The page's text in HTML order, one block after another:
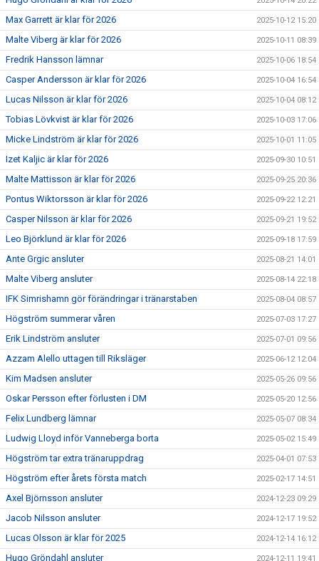
Max Garrett är klar för 2026 2025-10-12 15:20
Malte Viberg är klar för 2026 2025-10-11 08:39
Fredrik Hansson lämnar 2025-10-06 18:54
Casper Andersson är klar för 2026 2025-10-04 16:54
Lucas Nilsson är klar för 2026 2025-10-04 08:12
Tobias Lövkvist är klar för 2026 2025-10-03 17:06
Micke Lindström är klar för 2026 2025-10-01 11:05
Izet Kaljic är klar för 2026 2025-09-30 10:51
Malte Mattisson är klar för 2026 2025-09-25 20:36
Pontus Wiktorsson är klar för 2026 2025-09-22 12:21
Casper Nilsson är klar för 2026 2025-09-21 19:52
Leo Björklund är klar för 2026 2025-09-18 17:59
Ante Grgic ansluter 2025-08-21 14:01
Malte Viberg ansluter 2025-08-14 22:18
IFK Simrishamn gör förändringar i tränarstaben 2025-08-04 08:57
Högström summerar våren 2025-07-03 17:27
Erik Lindström ansluter 2025-07-01 09:56
Azzam Alello uttagen till Riksläger 2025-06-12 12:04
Kim Madsen ansluter 2025-05-26 09:56
Oskar Persson efter förlusten i DM 2025-05-20 12:56
Felix Lundberg lämnar 2025-05-07 08:34
Ludwig Lloyd inför Vanneberga borta 2025-05-02 15:49
Högström tar extra tränaruppdrag 2025-04-01 07:53
Högström efter årets första match 2025-02-17 14:51
Axel Björnsson ansluter 2024-12-23 09:29
Jacob Nilsson ansluter 2024-12-17 19:52
Lucas Olsson är klar för 2025 2024-12-14 16:12
Hugo Gröndahl ansluter 2024-12-11 19:41